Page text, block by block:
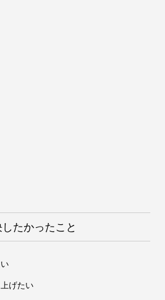
たかったこと
げたい